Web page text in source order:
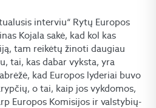
interviu“ Rytų Europos
Kojala sakė, kad kol kas
tam reikėtų žinoti daugiau
tai, kas dabar vyksta, yra
kad Europos lyderiai buvo
o tai, kaip jos vykdomos,
Europos Komisijos ir valstybių-